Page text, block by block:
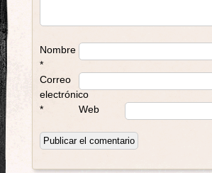
Nombre
*
Correo
electrónico
*
Web